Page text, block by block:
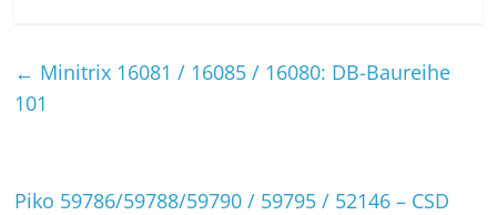
← Minitrix 16081 / 16085 / 16080: DB-Baureihe
101
Piko 59786/59788/59790 / 59795 / 52146 – CSD